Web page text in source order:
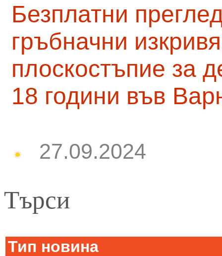
Безплатни
гръбначни
плоскостъпие за
18 години във
27.09.2024
Търси
Тип новина